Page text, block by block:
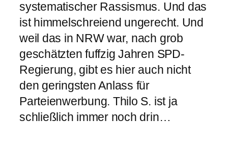
systematischer Rassismus. Und das
ist himmelschreiend ungerecht. Und
weil das in NRW war, nach grob
geschätzten fuffzig Jahren SPD-
Regierung, gibt es hier auch nicht
den geringsten Anlass für
Parteienwerbung. Thilo S. ist ja
schließlich immer noch drin…